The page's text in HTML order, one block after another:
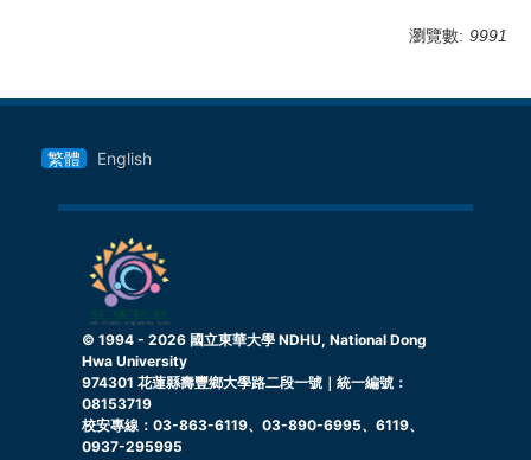
瀏覽數: 9991
繁體 English
© 1994 - 2026 國立東華大學 NDHU, National Dong
Hwa University
974301 花蓮縣壽豐鄉大學路二段一號｜統一編號：
08153719
校安專線：03-863-6119、03-890-6995、6119、
0937-295995